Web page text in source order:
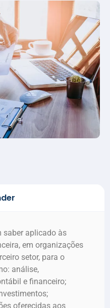
saber aplicado às
em organizações
setor, para o
análise,
e financeiro;
oferecidas aos